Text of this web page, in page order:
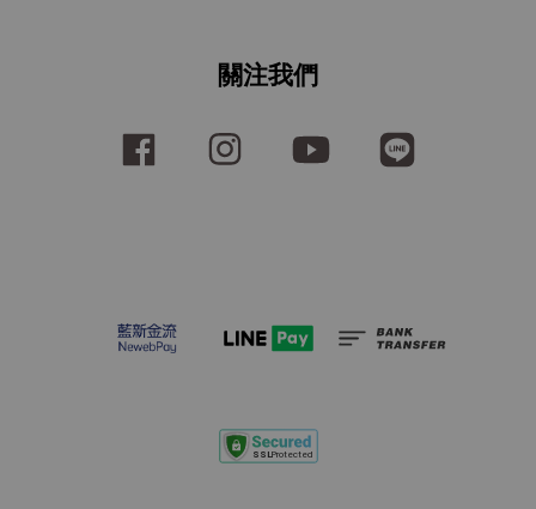
關注我們
Facebook Instagram YouTube